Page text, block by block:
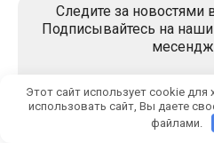
Следите за новостями
Подписывайтесь на
Яндекс Дзен
Мы в
Этот сайт использует cookie
использовать сайт, Вы даете
файлами.